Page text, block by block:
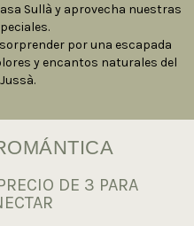
Sullà y aprovecha nuestras
por una escapada
y encantos naturales del
DE 3 PARA